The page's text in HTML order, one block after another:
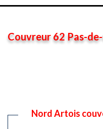
Couvreur 62 Pas-
Nord Artois